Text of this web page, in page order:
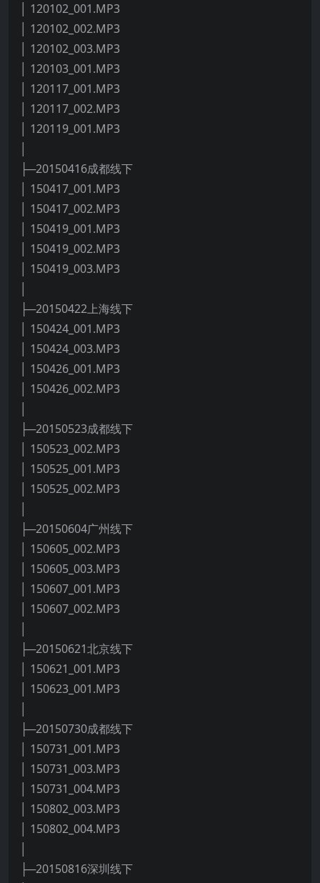
│ 120102_001.MP3
│ 120102_002.MP3
│ 120102_003.MP3
│ 120103_001.MP3
│ 120117_001.MP3
│ 120117_002.MP3
│ 120119_001.MP3
├─20150416成都线下
│ 150417_001.MP3
│ 150417_002.MP3
│ 150419_001.MP3
│ 150419_002.MP3
│ 150419_003.MP3
├─20150422上海线下
│ 150424_001.MP3
│ 150424_003.MP3
│ 150426_001.MP3
│ 150426_002.MP3
├─20150523成都线下
│ 150523_002.MP3
│ 150525_001.MP3
│ 150525_002.MP3
├─20150604广州线下
│ 150605_002.MP3
│ 150605_003.MP3
│ 150607_001.MP3
│ 150607_002.MP3
├─20150621北京线下
│ 150621_001.MP3
│ 150623_001.MP3
├─20150730成都线下
│ 150731_001.MP3
│ 150731_003.MP3
│ 150731_004.MP3
│ 150802_003.MP3
│ 150802_004.MP3
├─20150816深圳线下